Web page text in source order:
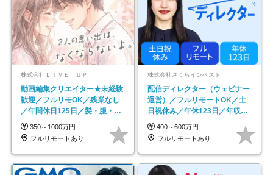
株式会社ＬＩＶＥ ＵＰ
動画編集クリエイター★未経験
歓迎／フルリモOK／残業なし
／年間休日125日／髪・服・ネ
イル自由／研修充実で安心
350～1000万円
フルリモートあり
株式会社さくらインベスト
配信ディレクター（ウェビナー
運営）／フルリモートOK／土
日祝休み／年休123日／年収
600万円可
400～600万円
フルリモートあり